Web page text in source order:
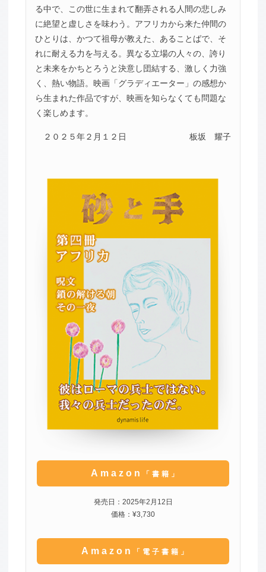
る中で、この世に生まれて翻弄される人間の悲しみ
に絶望と虚しさを味わう。アフリカから来た仲間の
ひとりは、かつて祖母が教えた、あることばで、そ
れに耐える力を与える。異なる立場の人々の、誇り
と未来をかちとろうと決意し団結する、激しく力強
く、熱い物語。映画「グラディエーター」の感想か
ら生まれた作品ですが、映画を知らなくても問題な
く楽しめます。
２０２５年２月１２日 板坂 耀子
Amazon 「書籍」
発売日：2025年2月12日
価格：¥3,730
Amazon 「電子書籍」